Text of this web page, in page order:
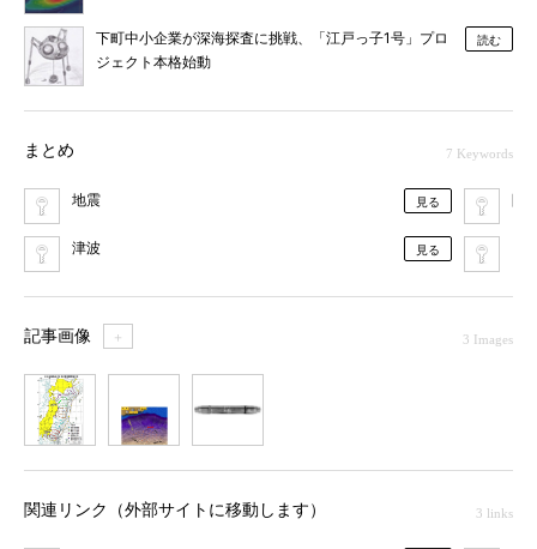
下町中小企業が深海探査に挑戦、「江戸っ子1号」プロ
ジェクト本格始動
読む
まとめ 7 Keywords
地震 見る
津波 見る
防
記事画像 ＋ 3 Images
関連リンク（外部サイトに移動します） 3 links